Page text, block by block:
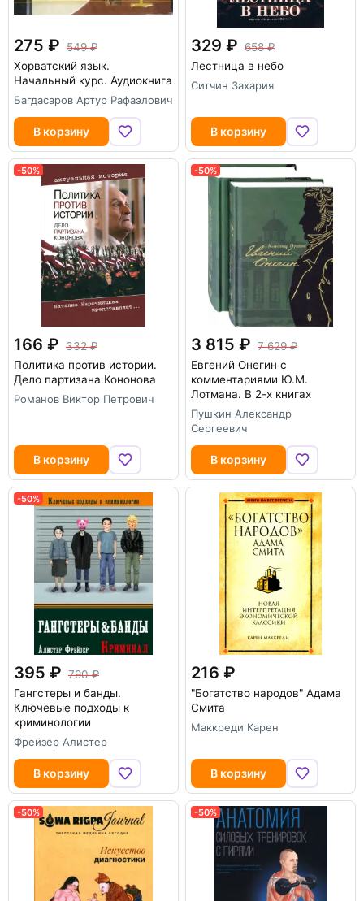
275
549
Хорватский язык.
Начальный курс. Аудиокнига
Багдасаров Артур Рафаэлович
В корзину
329
658
Лестница в небо
Ситчин Захария
В корзину
-50%
166
332
Политика против истории.
Дело партизана Кононова
Романов Виктор Петрович
В корзину
-50%
3 815
7 629
Евгений Онегин с
комментариями Ю.М.
Лотмана. В 2-х книгах
Пушкин Александр
Сергеевич
В корзину
-50%
395
790
Гангстеры и банды.
Ключевые подходы к
криминологии
Фрейзер Алистер
В корзину
216
"Богатство народов" Адама
Смита
Маккреди Карен
В корзину
-50% -50%